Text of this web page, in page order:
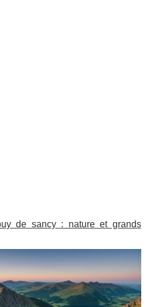
de sancy : nature et grands